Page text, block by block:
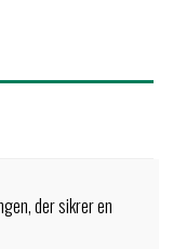
der sikrer en